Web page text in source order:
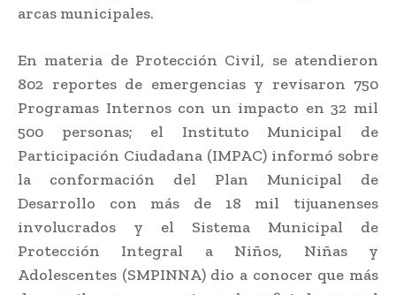
arcas municipales.
En materia de Protección Civil, se atendieron
802 reportes de emergencias y revisaron 750
Programas Internos con un impacto en 32 mil
500 personas; el Instituto Municipal de
Participación Ciudadana (IMPAC) informó sobre
la conformación del Plan Municipal de
Desarrollo con más de 18 mil tijuanenses
involucrados y el Sistema Municipal de
Protección Integral a Niños, Niñas y
Adolescentes (SMPINNA) dio a conocer que más